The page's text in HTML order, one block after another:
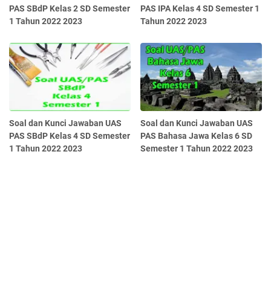
PAS SBdP Kelas 2 SD Semester
1 Tahun 2022 2023
PAS IPA Kelas 4 SD Semester 1
Tahun 2022 2023
Soal dan Kunci Jawaban UAS
PAS SBdP Kelas 4 SD Semester
1 Tahun 2022 2023
Soal dan Kunci Jawaban UAS
PAS Bahasa Jawa Kelas 6 SD
Semester 1 Tahun 2022 2023